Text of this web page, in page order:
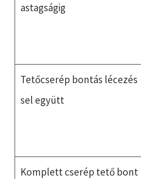
astagságig
Tetőcserép bontás lécezés
sel együtt
Komplett cserép tető bont